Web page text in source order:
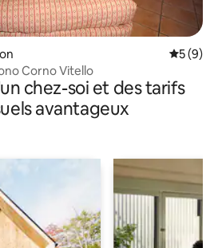
5 (9)
Corno Vitello
chez-soi et des tarifs
avantageux